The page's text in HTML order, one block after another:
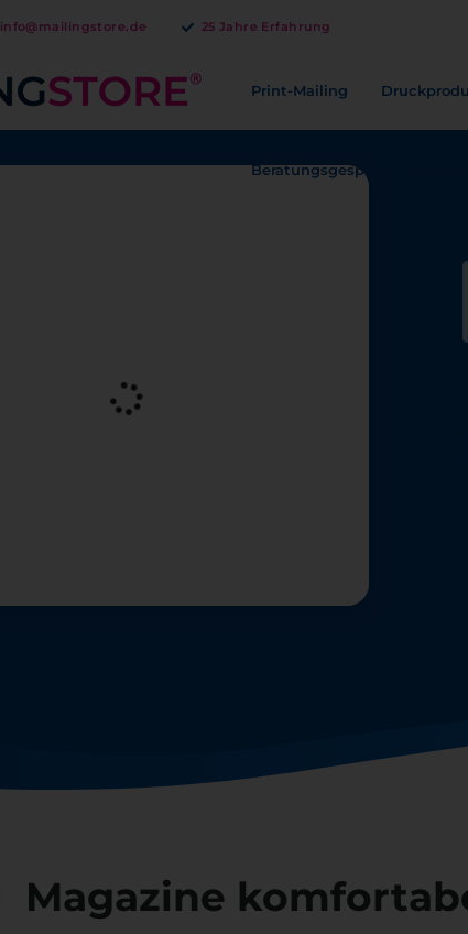
info@mailingstore.de 25 Jahre Erfahrung
Print-Mailing
Beratungsgespräch
Magazine